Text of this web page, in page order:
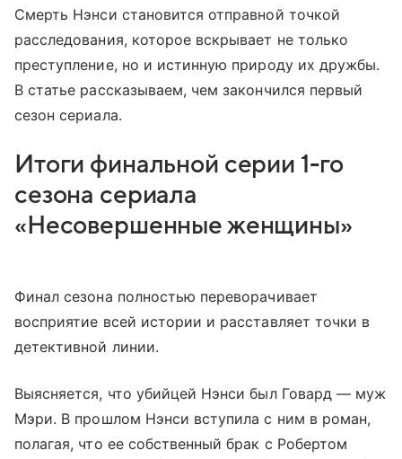
Смерть Нэнси становится отправной точкой
расследования, которое вскрывает не только
преступление, но и истинную природу их дружбы.
В статье рассказываем, чем закончился первый
сезон сериала.
Итоги финальной серии 1-го
сезона сериала
«Несовершенные женщины»
Финал сезона полностью переворачивает
восприятие всей истории и расставляет точки в
детективной линии.
Выясняется, что убийцей Нэнси был Говард — муж
Мэри. В прошлом Нэнси вступила с ним в роман,
полагая, что ее собственный брак с Робертом